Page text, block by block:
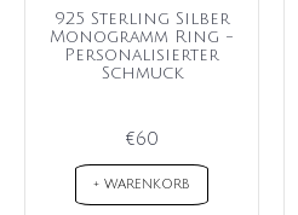
925 Sterling Silber
Monogramm Ring -
Personalisierter
Schmuck
€60
+ WARENKORB